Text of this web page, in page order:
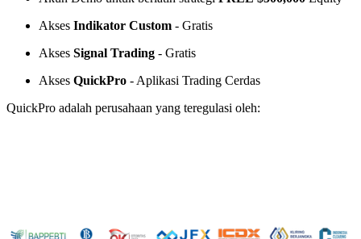
Akses Indikator Custom - Gratis
Akses Signal Trading - Gratis
Akses QuickPro - Aplikasi Trading Cerdas
QuickPro adalah perusahaan yang teregulasi oleh: